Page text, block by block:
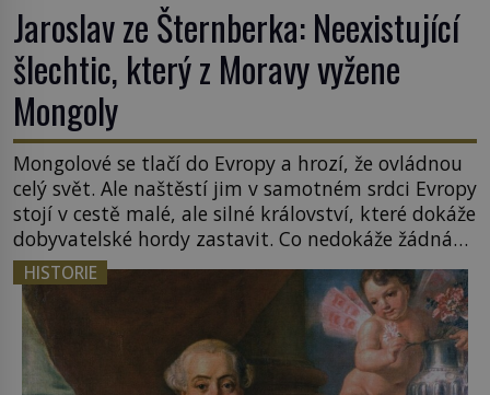
Jaroslav ze Šternberka: Neexistující
šlechtic, který z Moravy vyžene
Mongoly
Mongolové se tlačí do Evropy a hrozí, že ovládnou
celý svět. Ale naštěstí jim v samotném srdci Evropy
stojí v cestě malé, ale silné království, které dokáže
dobyvatelské hordy zastavit. Co nedokáže žádná
z asijských říší, co nedokážou Němci – to dokáže
český král. Nebo že by ne? Mongolové od roku 1223
postupují podél Kaspického a Azovského moře, […]
HISTORIE